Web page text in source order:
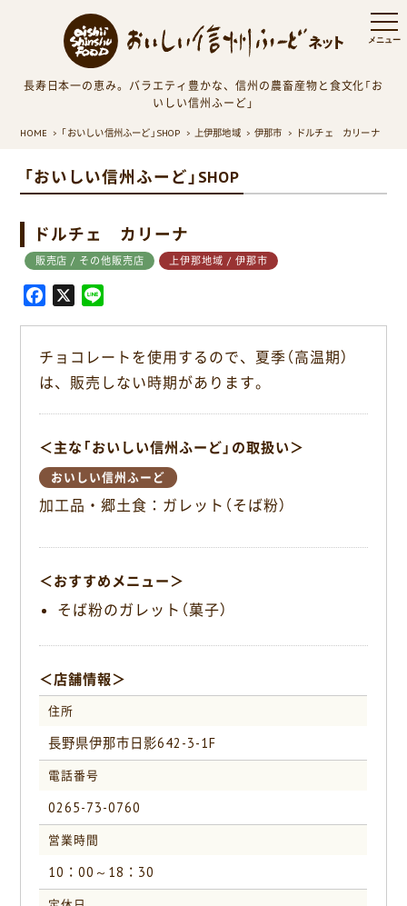
長寿日本一の恵み。バラエティ豊かな、信州の農畜産物と食文化「お
いしい信州ふーど」
HOME 「おいしい信州ふーど」SHOP 上伊那地域 伊那市 ドルチェ カリーナ
「おいしい信州ふーど」SHOP
ドルチェ カリーナ
販売店 / その他販売店 上伊那地域 / 伊那市
e
b
k
X
e
チョコレートを使用するので、夏季（高温期）
は、販売しない時期があります。
＜主な「おいしい信州ふーど」の取扱い＞
おいしい信州ふーど
加工品・郷土食：ガレット（そば粉）
＜おすすめメニュー＞
そば粉のガレット（菓子）
＜店舗情報＞
住所
長野県伊那市日影642-3-1F
電話番号
0265-73-0760
営業時間
10：00～18：30